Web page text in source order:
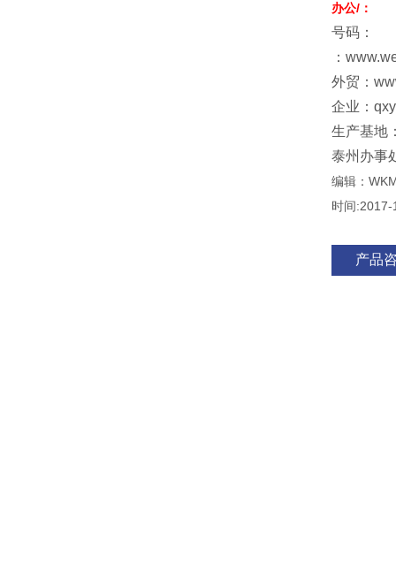
办公/：
号码：
：
外贸：
企业：
生产基地
泰州办事
编辑：
时间:2017-
产品